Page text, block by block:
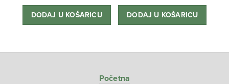
bila
je:
cijena
je:
DODAJ U KOŠARICU DODAJ U KOŠARICU
Početna